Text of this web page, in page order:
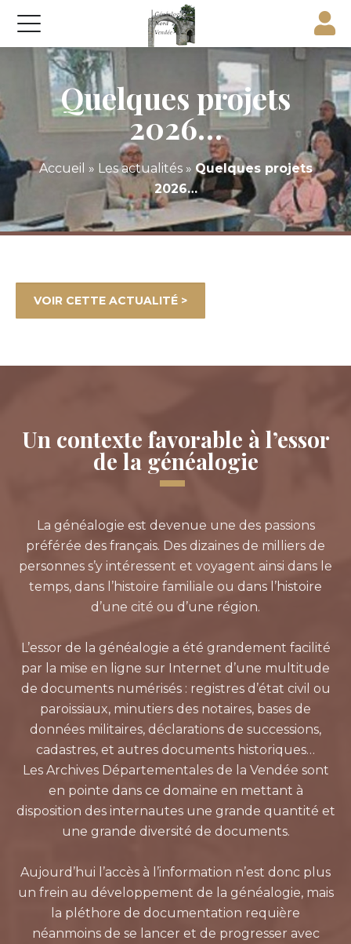
Quelques projets
2026…
Accueil » Les actualités» Quelques projets
2026…
VOIR CETTE ACTUALITÉ >
Un contexte favorable à l’essor
de la généalogie
La généalogie est devenue une des passions
préférée des français. Des dizaines de milliers de
personnes s’y intéressent et voyagent ainsi dans le
temps, dans l’histoire familiale ou dans l’histoire
d’une cité ou d’une région.
L’essor de la généalogie a été grandement facilité
par la mise en ligne sur Internet d’une multitude
de documents numérisés : registres d’état civil ou
paroissiaux, minutiers des notaires, bases de
données militaires, déclarations de successions,
cadastres, et autres documents historiques…
Les Archives Départementales de la Vendée sont
en pointe dans ce domaine en mettant à
disposition des internautes une grande quantité et
une grande diversité de documents.
Aujourd’hui l’accès à l’information n’est donc plus
un frein au développement de la généalogie, mais
la pléthore de documentation requière
néanmoins de se lancer et de progresser avec